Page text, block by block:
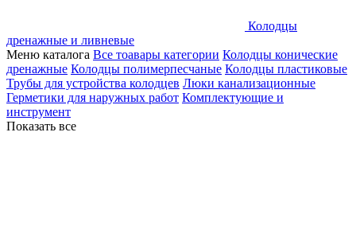
Колодцы
дренажные и ливневые
Меню каталога Все тоавары категории Колодцы конические
дренажные Колодцы полимерпесчаные Колодцы пластиковые
Трубы для устройства колодцев Люки канализационные
Герметики для наружных работ Комплектующие и
инструмент
Показать все